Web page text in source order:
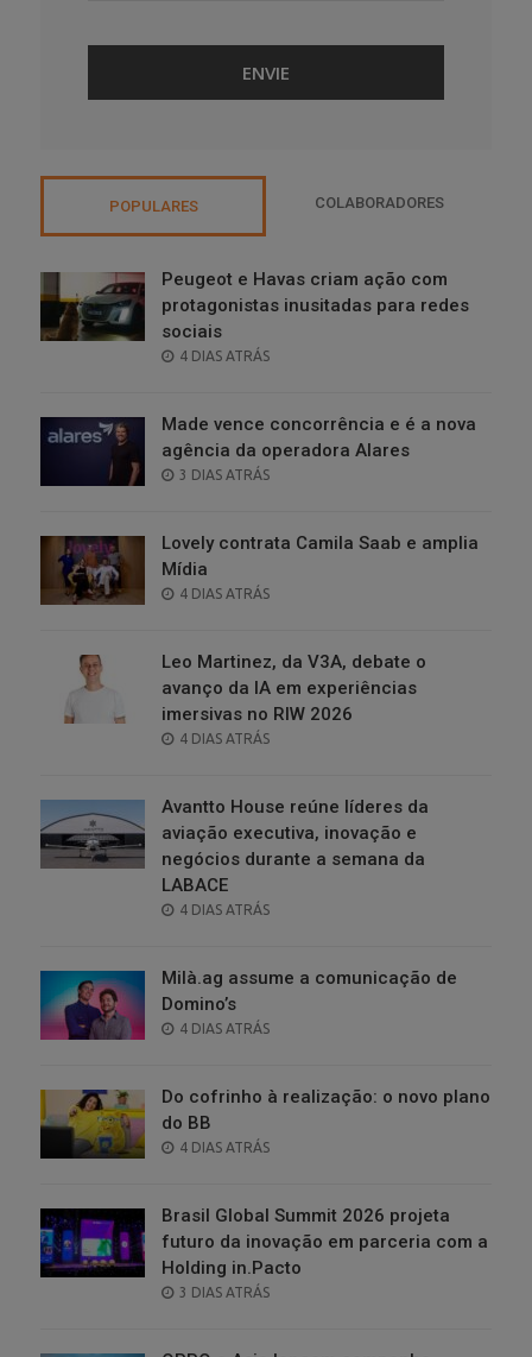
POPULARES COLABORADORES
Peugeot e Havas criam ação com
protagonistas inusitadas para redes
sociais
POSTED
4 DIAS ATRÁS
Made vence concorrência e é a nova
agência da operadora Alares
POSTED
3 DIAS ATRÁS
Lovely contrata Camila Saab e amplia
Mídia
POSTED
4 DIAS ATRÁS
Leo Martinez, da V3A, debate o
avanço da IA em experiências
imersivas no RIW 2026
POSTED
4 DIAS ATRÁS
Avantto House reúne líderes da
aviação executiva, inovação e
negócios durante a semana da
LABACE
POSTED
4 DIAS ATRÁS
Milà.ag assume a comunicação de
Domino’s
POSTED
4 DIAS ATRÁS
Do cofrinho à realização: o novo plano
do BB
POSTED
4 DIAS ATRÁS
Brasil Global Summit 2026 projeta
futuro da inovação em parceria com a
Holding in.Pacto
POSTED
3 DIAS ATRÁS